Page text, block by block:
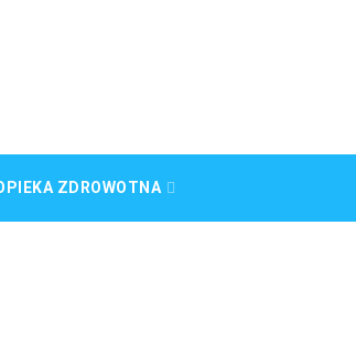
ZDROWOTNA